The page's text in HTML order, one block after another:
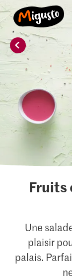
Fruits
Une
plaisir
palais.